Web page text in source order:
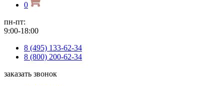
0
пн-пт:
9:00-18:00
8 (495) 133-62-34
8 (800) 200-62-34
заказать звонок